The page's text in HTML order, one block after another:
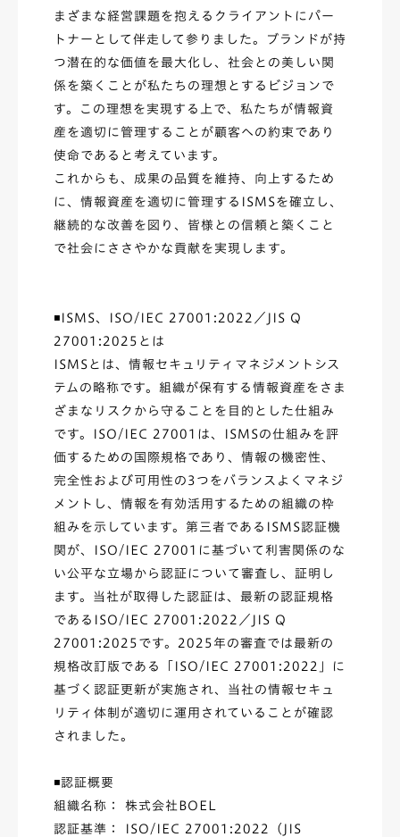
まざまな経営課題を抱えるクライアントにパー
トナーとして伴走して参りました。ブランドが持
つ潜在的な価値を最大化し、社会との美しい関
係を築くことが私たちの理想とするビジョンで
す。この理想を実現する上で、私たちが情報資
産を適切に管理することが顧客への約束であり
使命であると考えています。
これからも、成果の品質を維持、向上するため
に、情報資産を適切に管理するISMSを確立し、
継続的な改善を図り、皆様との信頼と築くこと
で社会にささやかな貢献を実現します。
◾️ISMS、ISO/IEC 27001:2022／JIS Q
27001:2025とは
ISMSとは、情報セキュリティマネジメントシス
テムの略称です。組織が保有する情報資産をさま
ざまなリスクから守ることを目的とした仕組み
です。ISO/IEC 27001は、ISMSの仕組みを評
価するための国際規格であり、情報の機密性、
完全性および可用性の3つをバランスよくマネジ
メントし、情報を有効活用するための組織の枠
組みを示しています。第三者であるISMS認証機
関が、ISO/IEC 27001に基づいて利害関係のな
い公平な立場から認証について審査し、証明し
ます。当社が取得した認証は、最新の認証規格
であるISO/IEC 27001:2022／JIS Q
27001:2025です。2025年の審査では最新の
規格改訂版である「ISO/IEC 27001:2022」に
基づく認証更新が実施され、当社の情報セキュ
リティ体制が適切に運用されていることが確認
されました。
◾️認証概要
組織名称： 株式会社BOEL
認証基準： ISO/IEC 27001:2022（JIS